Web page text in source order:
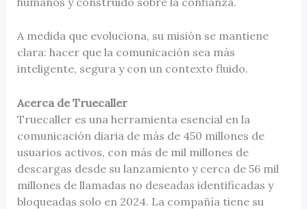
A medida que evoluciona, su misión se mantiene
clara: hacer que la comunicación sea más
inteligente, segura y con un contexto fluido.
Acerca de Truecaller
Truecaller es una herramienta esencial en la
comunicación diaria de más de 450 millones de
usuarios activos, con más de mil millones de
descargas desde su lanzamiento y cerca de 56 mil
millones de llamadas no deseadas identificadas y
bloqueadas solo en 2024. La compañía tiene su